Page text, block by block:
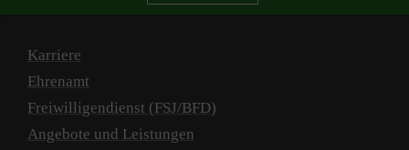
Karriere
Ehrenamt
Freiwilligendienst (FSJ/BFD)
Angebote und Leistungen